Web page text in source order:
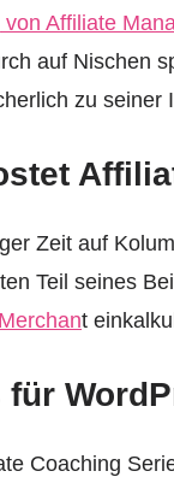
Affiliate
auf Nischen
zu seiner
Zeit auf
Teil seines
t
Coaching